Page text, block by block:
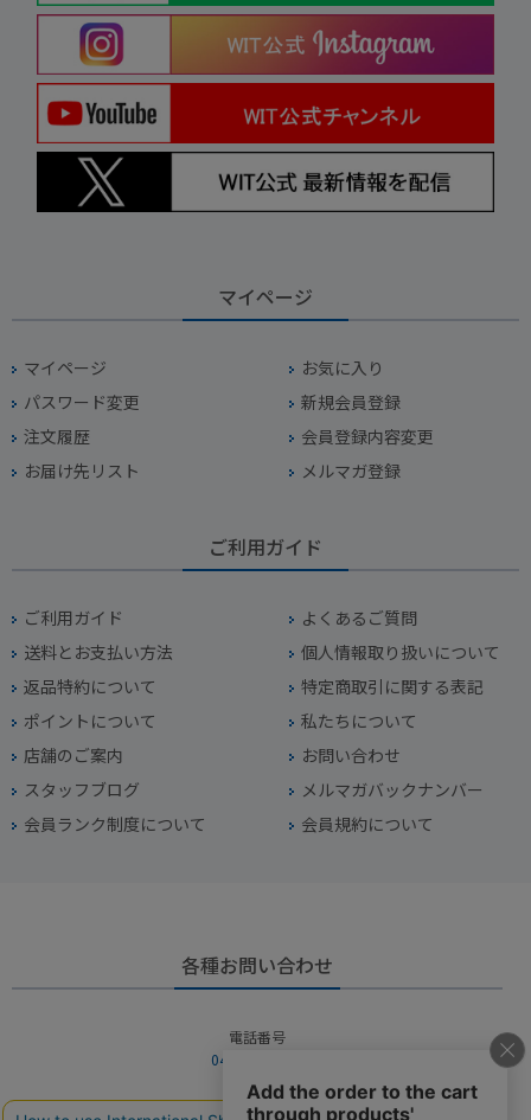
マイページ
マイページ
お気に入り
パスワード変更
新規会員登録
注文履歴
会員登録内容変更
お届け先リスト
メルマガ登録
ご利用ガイド
ご利用ガイド
よくあるご質問
送料とお支払い方法
個人情報取り扱いについて
返品特約について
特定商取引に関する表記
ポイントについて
私たちについて
店舗のご案内
お問い合わせ
スタッフブログ
メルマガバックナンバー
会員ランク制度について
会員規約について
各種お問い合わせ
電話番号
045-949-2451
営業時間
10：00～19：00